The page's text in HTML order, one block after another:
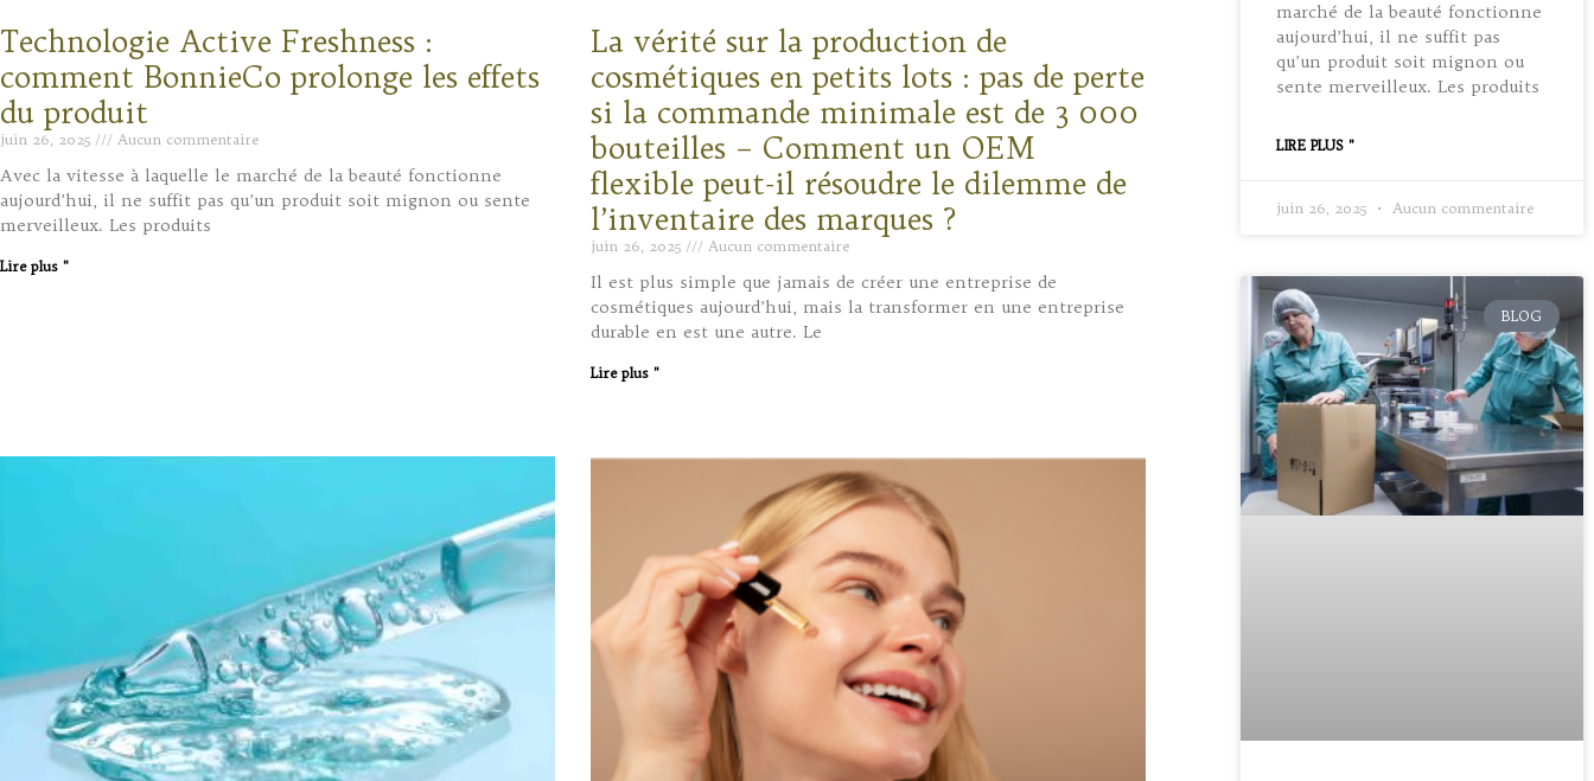
Technologie Active Freshness :
comment BonnieCo prolonge les effets
du produit
juin 26, 2025 Aucun commentaire
Avec la vitesse à laquelle le marché de la beauté fonctionne
aujourd’hui, il ne suffit pas qu’un produit soit mignon ou sente
merveilleux. Les produits
Lire plus "
La vérité sur la production de
cosmétiques en petits lots : pas de perte
si la commande minimale est de 3 000
bouteilles – Comment un OEM
flexible peut-il résoudre le dilemme de
l’inventaire des marques ?
juin 26, 2025 Aucun commentaire
Il est plus simple que jamais de créer une entreprise de
cosmétiques aujourd’hui, mais la transformer en une entreprise
durable en est une autre. Le
Lire plus "
marché de la beauté fonctionne
aujourd’hui, il ne suffit pas
qu’un produit soit mignon ou
sente merveilleux. Les produits
LIRE PLUS "
juin 26, 2025 Aucun commentaire
BLOG